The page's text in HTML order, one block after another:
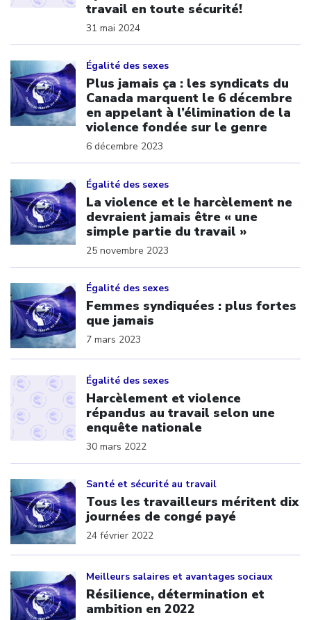
travail en toute sécurité!
31 mai 2024
Égalité des sexes
Plus jamais ça : les syndicats du
Canada marquent le 6 décembre
en appelant à l’élimination de la
violence fondée sur le genre
6 décembre 2023
Égalité des sexes
La violence et le harcèlement ne
devraient jamais être « une
simple partie du travail »
25 novembre 2023
Égalité des sexes
Femmes syndiquées : plus fortes
que jamais
7 mars 2023
Égalité des sexes
Harcèlement et violence
répandus au travail selon une
enquête nationale
30 mars 2022
Santé et sécurité au travail
Tous les travailleurs méritent dix
journées de congé payé
24 février 2022
Meilleurs salaires et avantages sociaux
Résilience, détermination et
ambition en 2022